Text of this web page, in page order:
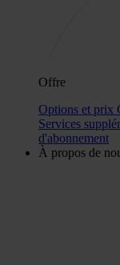
Offre
Options et prix
Services
d'abonnement
À propos de